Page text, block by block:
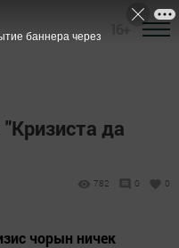
да
782 0 0
чорын ничек
баннера через